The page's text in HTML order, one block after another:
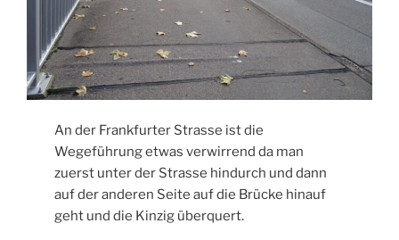
An der Frankfurter Strasse ist die
Wegeführung etwas verwirrend da man
zuerst unter der Strasse hindurch und dann
auf der anderen Seite auf die Brücke hinauf
geht und die Kinzig überquert.